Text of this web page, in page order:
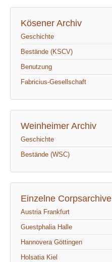
Kösener Archiv
Geschichte
Bestände (KSCV)
Benutzung
Fabricius-Gesellschaft
Weinheimer Archiv
Geschichte
Bestände (WSC)
Einzelne Corpsarchive
Austria Frankfurt
Guestphalia Halle
Hannovera Göttingen
Holsatia Kiel